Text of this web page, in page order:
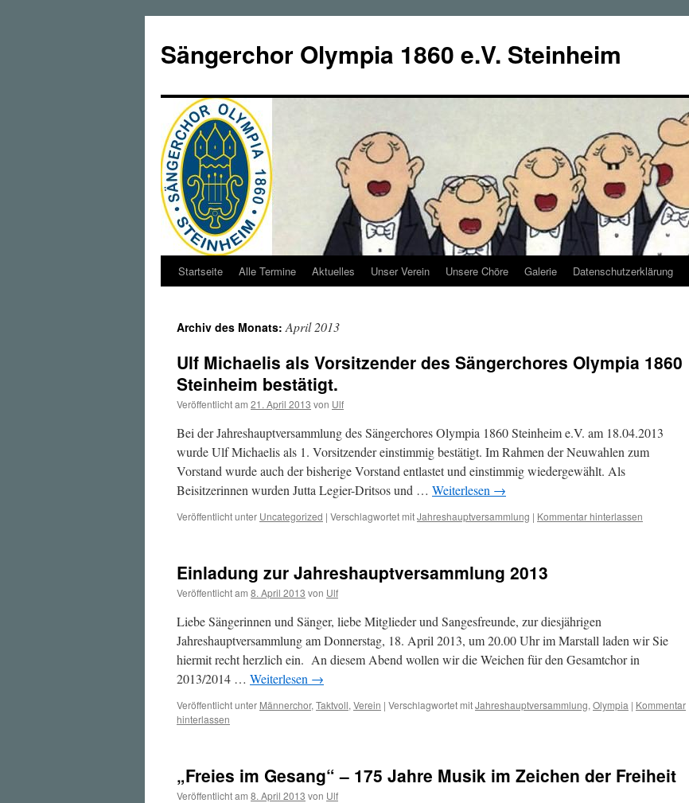
springen
Sängerchor Olympia 1860 e.V. Steinheim
Startseite Alle Termine Aktuelles Unser Verein Unsere Chöre Galerie Datenschutzerklärung
Archiv des Monats:April 2013
Ulf Michaelis als Vorsitzender des Sängerchores Olympia 1860
Steinheim bestätigt.
Veröffentlicht am 21. April 2013 von Ulf
Bei der Jahreshauptversammlung des Sängerchores Olympia 1860 Steinheim e.V. am 18.04.2013
wurde Ulf Michaelis als 1. Vorsitzender einstimmig bestätigt. Im Rahmen der Neuwahlen zum
Vorstand wurde auch der bisherige Vorstand entlastet und einstimmig wiedergewählt. Als
Beisitzerinnen wurden Jutta Legier-Dritsos und … Weiterlesen →
Veröffentlicht unter Uncategorized | Verschlagwortet mitJahreshauptversammlung | Kommentar hinterlassen
Einladung zur Jahreshauptversammlung 2013
Veröffentlicht am 8. April 2013 von Ulf
Liebe Sängerinnen und Sänger, liebe Mitglieder und Sangesfreunde, zur diesjährigen
Jahreshauptversammlung am Donnerstag, 18. April 2013, um 20.00 Uhr im Marstall laden wir Sie
hiermit recht herzlich ein. An diesem Abend wollen wir die Weichen für den Gesamtchor in
2013/2014 … Weiterlesen →
Veröffentlicht unter Männerchor, Taktvoll, Verein | Verschlagwortet mitJahreshauptversammlung, Olympia | Kommentar
hinterlassen
„Freies im Gesang“ – 175 Jahre Musik im Zeichen der Freiheit
Veröffentlicht am 8. April 2013 von Ulf